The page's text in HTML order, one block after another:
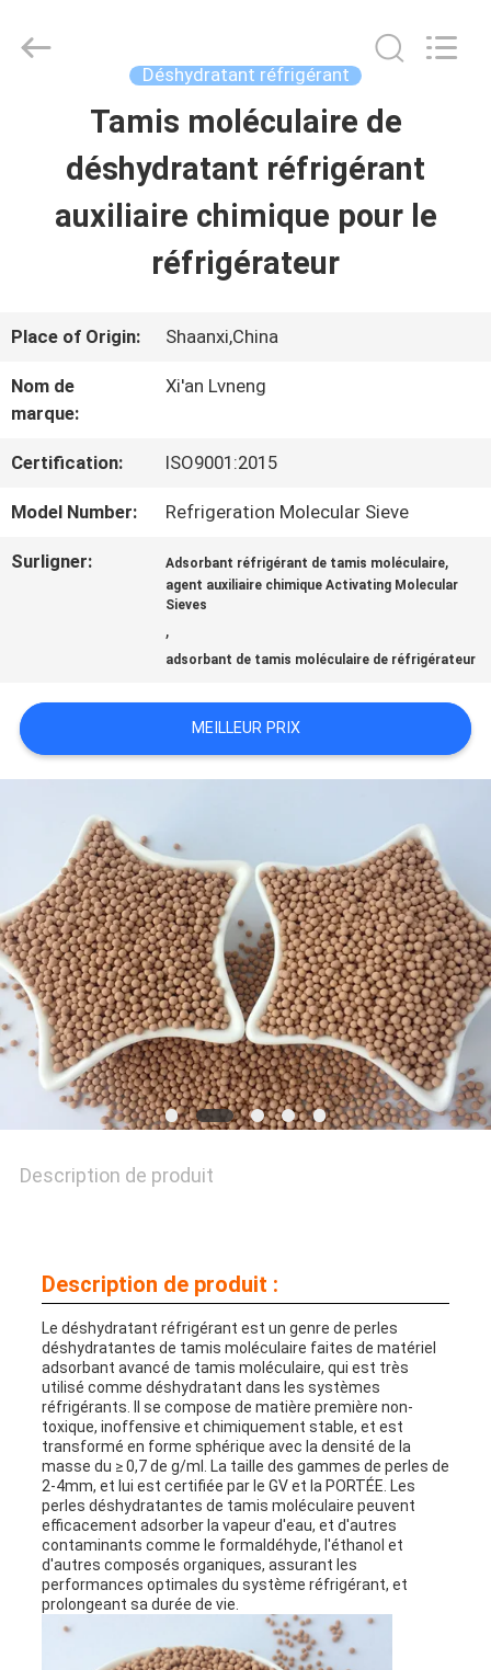
ACCUEIL
PRODUITS
DE
RÉALITÉ
VIRTUELLE
NOUS
L'USINE
CONTRÔLE
DE
QUALITÉ
CONTACTER
NOUVELLES
CAS
DEMANDER
UN DEVIS
PLAN
Lvneng
Purification
Déshydratant réfrigérant
Tamis moléculaire de
déshydratant réfrigérant
auxiliaire chimique pour le
réfrigérateur
Place of Origin: Shaanxi,China
Nom de
marque:
Xi'an Lvneng
Certification: ISO9001:2015
Model Number: Refrigeration Molecular Sieve
Surligner: Adsorbant réfrigérant de tamis moléculaire,
agent auxiliaire chimique Activating Molecular
Sieves
,
adsorbant de tamis moléculaire de réfrigérateur
MEILLEUR PRIX
Description de produit
Description de produit :
Le déshydratant réfrigérant est un genre de perles
déshydratantes de tamis moléculaire faites de matériel
adsorbant avancé de tamis moléculaire, qui est très
utilisé comme déshydratant dans les systèmes
réfrigérants. Il se compose de matière première non-
toxique, inoffensive et chimiquement stable, et est
transformé en forme sphérique avec la densité de la
masse du ≥ 0,7 de g/ml. La taille des gammes de perles de
2-4mm, et lui est certifiée par le GV et la PORTÉE. Les
perles déshydratantes de tamis moléculaire peuvent
efficacement adsorber la vapeur d'eau, et d'autres
contaminants comme le formaldéhyde, l'éthanol et
d'autres composés organiques, assurant les
performances optimales du système réfrigérant, et
prolongeant sa durée de vie.